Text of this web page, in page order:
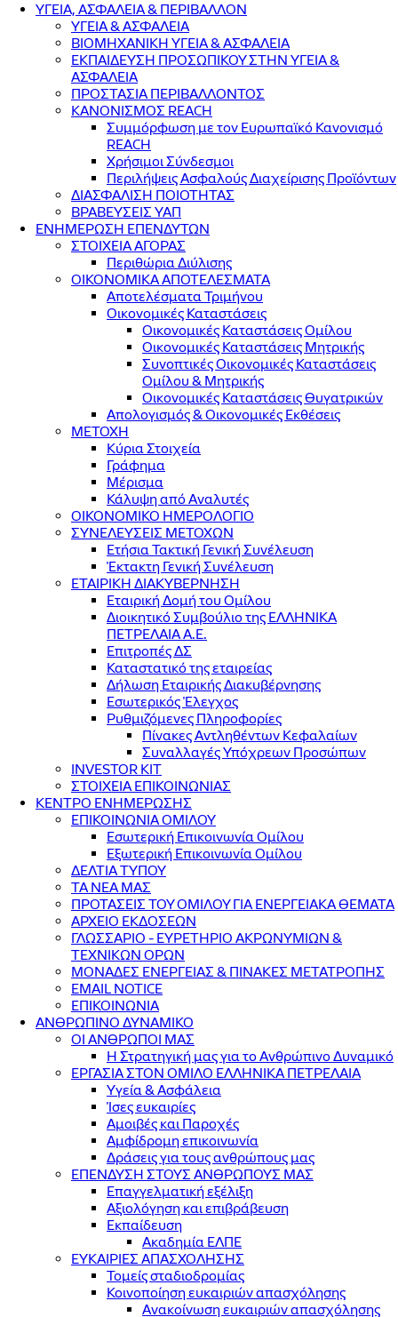
ΥΓΕΙΑ, ΑΣΦΑΛΕΙΑ & ΠΕΡΙΒΑΛΛΟΝ
ΥΓΕΙΑ & ΑΣΦΑΛΕΙΑ
ΒΙΟΜΗΧΑΝΙΚΗ ΥΓΕΙΑ & ΑΣΦΑΛΕΙΑ
ΕΚΠΑΙΔΕΥΣΗ ΠΡΟΣΩΠΙΚΟΥ ΣΤΗΝ ΥΓΕΙΑ &
ΑΣΦΑΛΕΙΑ
ΠΡΟΣΤΑΣΙΑ ΠΕΡΙΒΑΛΛΟΝΤΟΣ
ΚΑΝΟΝΙΣΜΟΣ REACH
Συμμόρφωση με τον Ευρωπαϊκό Κανονισμό
REACH
Χρήσιμοι Σύνδεσμοι
Περιλήψεις Ασφαλούς Διαχείρισης Προϊόντων
ΔΙΑΣΦΑΛΙΣΗ ΠΟΙΟΤΗΤΑΣ
ΒΡΑΒΕΥΣΕΙΣ ΥΑΠ
ΕΝΗΜΕΡΩΣΗ ΕΠΕΝΔΥΤΩΝ
ΣΤΟΙΧΕΙΑ ΑΓΟΡΑΣ
Περιθώρια Διύλισης
ΟΙΚΟΝΟΜΙΚΑ ΑΠΟΤΕΛΕΣΜΑΤΑ
Αποτελέσματα Τριμήνου
Οικονομικές Καταστάσεις
Οικονομικές Καταστάσεις Ομίλου
Οικονομικές Καταστάσεις Μητρικής
Συνοπτικές Οικονομικές Καταστάσεις
Ομίλου & Μητρικής
Οικονομικές Καταστάσεις Θυγατρικών
Απολογισμός & Οικονομικές Εκθέσεις
ΜΕΤΟΧΗ
Κύρια Στοιχεία
Γράφημα
Μέρισμα
Κάλυψη από Αναλυτές
ΟΙΚΟΝΟΜΙΚΟ ΗΜΕΡΟΛΟΓΙΟ
ΣΥΝΕΛΕΥΣΕΙΣ ΜΕΤΟΧΩΝ
Ετήσια Τακτική Γενική Συνέλευση
Έκτακτη Γενική Συνέλευση
ΕΤΑΙΡΙΚΗ ΔΙΑΚΥΒΕΡΝΗΣΗ
Εταιρική Δομή του Ομίλου
Διοικητικό Συμβούλιο της ΕΛΛΗΝΙΚΑ
ΠΕΤΡΕΛΑΙΑ Α.Ε.
Επιτροπές ΔΣ
Καταστατικό της εταιρείας
Δήλωση Εταιρικής Διακυβέρνησης
Εσωτερικός Έλεγχος
Ρυθμιζόμενες Πληροφορίες
Πίνακες Αντληθέντων Κεφαλαίων
Συναλλαγές Υπόχρεων Προσώπων
INVESTOR KIT
ΣΤΟΙΧΕΙΑ ΕΠΙΚΟΙΝΩΝΙΑΣ
ΚΕΝΤΡΟ ΕΝΗΜΕΡΩΣΗΣ
ΕΠΙΚΟΙΝΩΝΙΑ ΟΜΙΛΟΥ
Εσωτερική Επικοινωνία Ομίλου
Εξωτερική Επικοινωνία Ομίλου
ΔΕΛΤΙΑ ΤΥΠΟΥ
ΤΑ ΝΕΑ ΜΑΣ
ΠΡΟΤΑΣΕΙΣ ΤΟΥ ΟΜΙΛΟΥ ΓΙΑ ΕΝΕΡΓΕΙΑΚΑ ΘΕΜΑΤΑ
ΑΡΧΕΙΟ ΕΚΔΟΣΕΩΝ
ΓΛΩΣΣΑΡΙΟ - ΕΥΡΕΤΗΡΙΟ ΑΚΡΩΝΥΜΙΩΝ &
ΤΕΧΝΙΚΩΝ ΟΡΩΝ
ΜΟΝΑΔΕΣ ΕΝΕΡΓΕΙΑΣ & ΠΙΝΑΚΕΣ ΜΕΤΑΤΡΟΠΗΣ
EMAIL NOTICE
ΕΠΙΚΟΙΝΩΝΙΑ
ΑΝΘΡΩΠΙΝΟ ΔΥΝΑΜΙΚΟ
ΟΙ ΑΝΘΡΩΠΟΙ ΜΑΣ
Η Στρατηγική μας για το Ανθρώπινο Δυναμικό
ΕΡΓΑΣΙΑ ΣΤΟΝ ΟΜΙΛΟ ΕΛΛΗΝΙΚΑ ΠΕΤΡΕΛΑΙΑ
Υγεία & Ασφάλεια
Ίσες ευκαιρίες
Αμοιβές και Παροχές
Αμφίδρομη επικοινωνία
Δράσεις για τους ανθρώπους μας
ΕΠΕΝΔΥΣΗ ΣΤΟΥΣ ΑΝΘΡΩΠΟΥΣ ΜΑΣ
Επαγγελματική εξέλιξη
Αξιολόγηση και επιβράβευση
Εκπαίδευση
Ακαδημία ΕΛΠΕ
ΕΥΚΑΙΡΙΕΣ ΑΠΑΣΧΟΛΗΣΗΣ
Τομείς σταδιοδρομίας
Κοινοποίηση ευκαιριών απασχόλησης
Ανακοίνωση ευκαιριών απασχόλησης